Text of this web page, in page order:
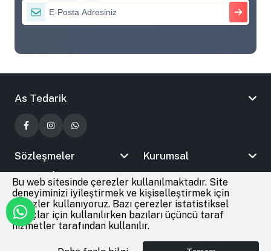
As Tedarik
Sözleşmeler
Kurumsal
Bizimle İletişime Geçin
© 2026As TedarikTüm Hakları Saklıdır
Bu web sitesinde çerezler kullanılmaktadır. Site
deneyiminizi iyileştirmek ve kişiselleştirmek için
çerezler kullanıyoruz. Bazı çerezler istatistiksel
amaçlar için kullanılırken bazıları üçüncü taraf
hizmetler tarafından kullanılır.